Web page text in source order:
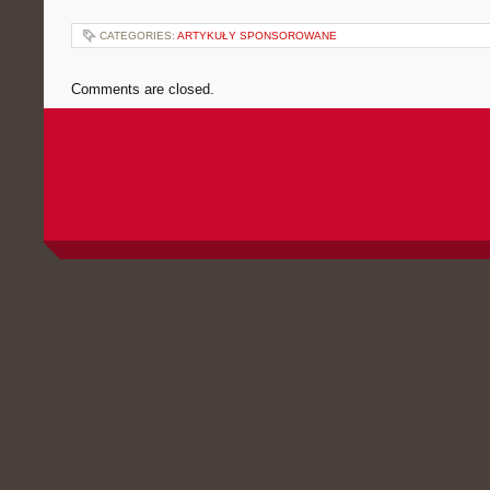
CATEGORIES: ARTYKUŁY SPONSOROWANE
Comments are closed.